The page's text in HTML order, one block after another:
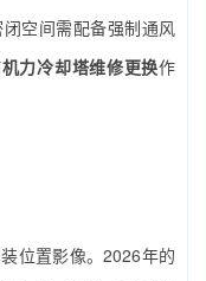
空间需配备强制通风
机力冷却塔维修更换作
位置影像。2026年的